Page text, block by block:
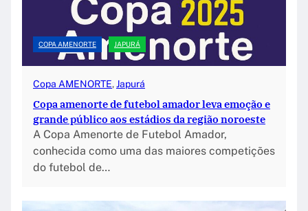
COPA AMENORTE JAPURÁ
Copa AMENORTE, Japurá
Copa amenorte de futebol amador leva emoção e
grande público aos estádios da região noroeste
A Copa Amenorte de Futebol Amador,
conhecida como uma das maiores competições
do futebol de…